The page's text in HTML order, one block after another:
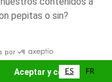
pepitas o sin?
por
Aceptar y cerrar
3
Francesa de comercio
al sistema de mediación de
ES FR